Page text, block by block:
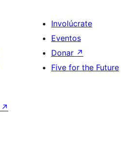
Involúcrate
Eventos
Donar ↗
Five for the Future
↗